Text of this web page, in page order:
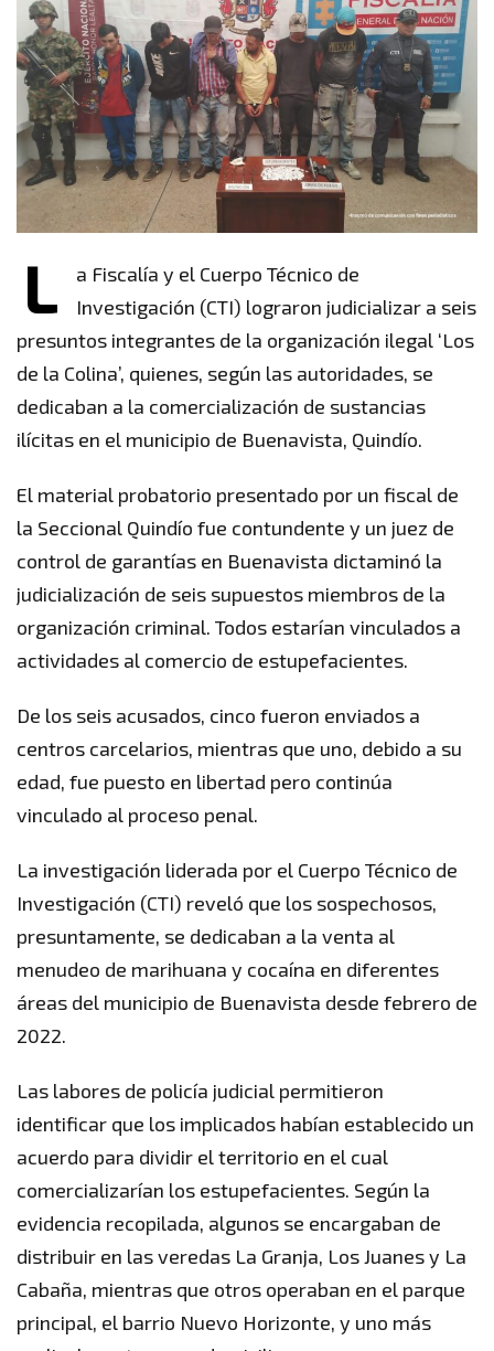
L
a Fiscalía y el Cuerpo Técnico de
Investigación (CTI) lograron judicializar a seis
presuntos integrantes de la organización ilegal ‘Los
de la Colina’, quienes, según las autoridades, se
dedicaban a la comercialización de sustancias
ilícitas en el municipio de Buenavista, Quindío.
El material probatorio presentado por un fiscal de
la Seccional Quindío fue contundente y un juez de
control de garantías en Buenavista dictaminó la
judicialización de seis supuestos miembros de la
organización criminal. Todos estarían vinculados a
actividades al comercio de estupefacientes.
De los seis acusados, cinco fueron enviados a
centros carcelarios, mientras que uno, debido a su
edad, fue puesto en libertad pero continúa
vinculado al proceso penal.
La investigación liderada por el Cuerpo Técnico de
Investigación (CTI) reveló que los sospechosos,
presuntamente, se dedicaban a la venta al
menudeo de marihuana y cocaína en diferentes
áreas del municipio de Buenavista desde febrero de
2022.
Las labores de policía judicial permitieron
identificar que los implicados habían establecido un
acuerdo para dividir el territorio en el cual
comercializarían los estupefacientes. Según la
evidencia recopilada, algunos se encargaban de
distribuir en las veredas La Granja, Los Juanes y La
Cabaña, mientras que otros operaban en el parque
principal, el barrio Nuevo Horizonte, y uno más